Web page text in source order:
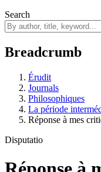
Search
Breadcrumb
Érudit
Journals
Philosophiques
La période
Réponse à mes
Disputatio